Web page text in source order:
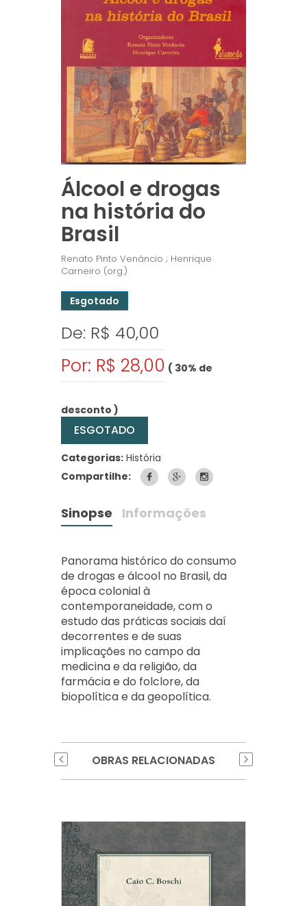
Álcool e drogas
na história do
Brasil
Renato Pinto Venâncio ; Henrique
Carneiro (org.)
Esgotado
De: R$ 40,00
Por: R$ 28,00 ( 30% de
desconto )
ESGOTADO
Categorias: História
Compartilhe:
Sinopse Informações
Panorama histórico do consumo
de drogas e álcool no Brasil, da
época colonial à
contemporaneidade, com o
estudo das práticas sociais daí
decorrentes e de suas
implicações no campo da
medicina e da religião, da
farmácia e do folclore, da
biopolítica e da geopolítica.
OBRAS RELACIONADAS